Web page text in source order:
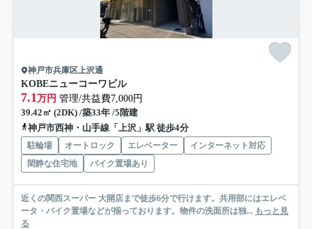
神戸市兵庫区上沢通
KOBEニューコーワビル
7.1 万円 管理/共益費7,000円
39.42㎡ (2DK) /築33年 /5階建
神戸市西神・山手線「上沢」駅 徒歩4分
駐輪場 オートロック エレベーター
インターネット対応
閑静な住宅地
バイク置場あり
近くの関西スーパー 大開店まで徒歩6分で行けます。共用部にはエレベ
ータ・バイク置場などが揃っております。物件の洗面所は独... もっと見
る